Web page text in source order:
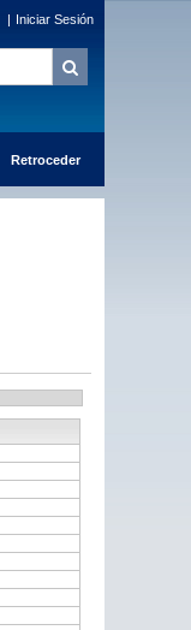
| Iniciar Sesión
Retroceder